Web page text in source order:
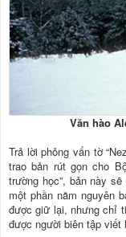
Văn hào
Trả lời phỏng vấn tờ
trao bản rút gọn cho
trường học”, bản này
một phần năm nguyên
được giữ lại, nhưng chỉ
được người biên tập viết